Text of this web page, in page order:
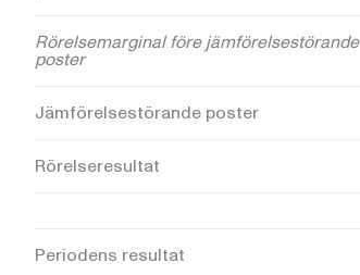
Rörelsemarginal före jämförelsestörande
poster
Jämförelsestörande poster
Rörelseresultat
Periodens resultat